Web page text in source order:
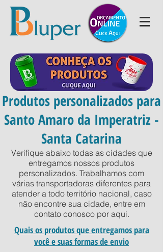
Produtos personalizados para
Santo Amaro da Imperatriz -
Santa Catarina
Verifique abaixo todas as cidades que
entregamos nossos produtos
personalizados. Trabalhamos com
várias transportadoras diferentes para
atender a todo território nacional, caso
não encontre sua cidade, entre em
contato conosco por aqui.
Quais os produtos que entregamos para
você e suas formas de envio